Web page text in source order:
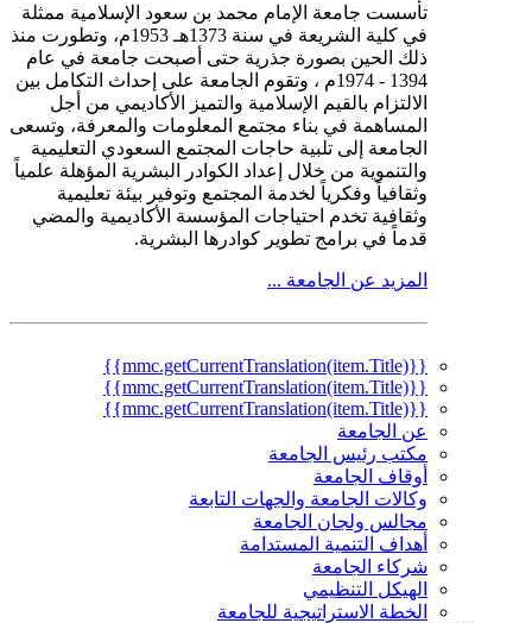
تأسست جامعة الإمام محمد بن سعود الإسلامية ممثلة
في كلية الشريعة في سنة 1373هـ 1953م، وتطورت منذ
ذلك الحين بصورة جذرية حتى أصبحت جامعة في عام
1394 - 1974م ، وتقوم الجامعة على إحداث التكامل بين
الالتزام بالقيم الإسلامية والتميز الأكاديمي من أجل
المساهمة في بناء مجتمع المعلومات والمعرفة، وتسعى
الجامعة إلى تلبية حاجات المجتمع السعودي التعليمية
والتنموية من خلال إعداد الكوادر البشرية المؤهلة علمياً
وثقافياً وفكرياً لخدمة المجتمع وتوفير بيئة تعليمية
وثقافية تخدم احتياجات المؤسسة الأكاديمية والمضي
قدماً في برامج تطوير كوادرها البشرية.
المزيد عن الجامعة ...
{{mmc.getCurrentTranslation(item.Title)}}
{{mmc.getCurrentTranslation(item.Title)}}
{{mmc.getCurrentTranslation(item.Title)}}
عن الجامعة
مكتب رئيس الجامعة
أوقاف الجامعة
وكالات الجامعة والجهات التابعة
مجالس ولجان الجامعة
أهداف التنمية المستدامة
شركاء الجامعة
الهيكل التنظيمي
الخطة الاستراتيجية للجامعة